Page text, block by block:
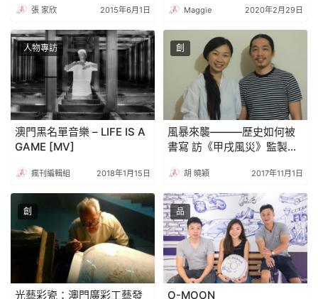
張 家欣 2015年6月1日 Maggie 2020年2月29日
人物專訪
澳門黑名單音樂 – LIFE IS A
GAME [MV]
瘋刊編輯組 2018年1月15日
創
風暴來襲———歷史如何被
書寫 訪《甲戌風災》監製趙
胡 曉穎 2017年11月1日
創
光藝彩瓷：澳門廣彩工藝發
品
O-MOON